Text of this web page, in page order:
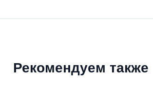
Рекомендуем также